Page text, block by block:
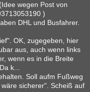
wegen Post von
)
DHL und Busfahrer.
OK, zugegeben, hier
aus, auch wenn links
wenn es in die Breite
k...
Soll aufm Fußweg
sicherer". Scheiß auf